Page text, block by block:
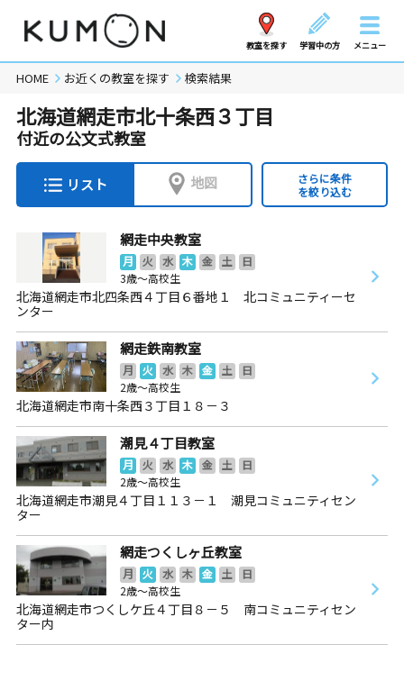
教室を探す 学習中の方 メニュー
HOME お近くの教室を探す 検索結果
北海道網走市北十条西３丁目
付近の公文式教室
リスト 地図
さらに条件
を絞り込む
網走中央教室
月 火 水 木 金 土
日
3歳～高校生
北海道網走市北四条西４丁目６番地１ 北コミュニティーセ
ンター
網走鉄南教室
月 火 水 木 金 土
日
2歳～高校生
北海道網走市南十条西３丁目１８－３
潮見４丁目教室
月 火 水 木 金 土
日
2歳～高校生
北海道網走市潮見４丁目１１３－１ 潮見コミュニティセン
ター
網走つくしヶ丘教室
月 火 水 木 金 土
日
2歳～高校生
北海道網走市つくしケ丘４丁目８－５ 南コミュニティセン
ター内